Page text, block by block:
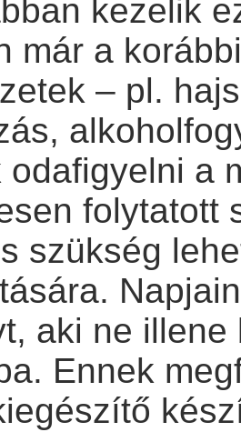
kezelik
már a
– pl.
odafigyelni a
folytatott
szükség
aki ne
Ennek